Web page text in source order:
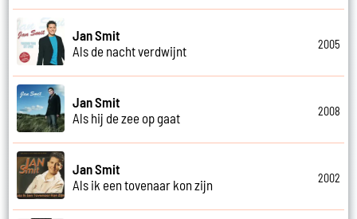
Jan Smit
Als de nacht verdwijnt
2005
Jan Smit
Als hij de zee op gaat
2008
Jan Smit
Als ik een tovenaar kon zijn
2002